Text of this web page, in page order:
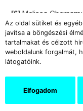
Az oldal sütiket és
javítsa a böngészési
tartalmakat és célzott
weboldalunk forgalmát,
látogatóink.
Elfogadom
[6] Melissa
french-bill-clears-
colonisation
Philippe Baqué Vita
https://
mutargyak-jogos-
MTI